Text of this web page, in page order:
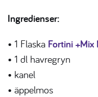
Ingredienser:
• 1 Flaska Fortini
• 1 dl havregryn
• kanel
• äppelmos